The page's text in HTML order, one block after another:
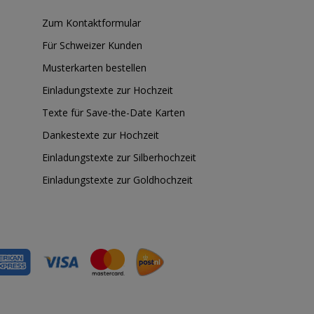
Zum Kontaktformular
Für Schweizer Kunden
Musterkarten bestellen
Einladungstexte zur Hochzeit
Texte für Save-the-Date Karten
Dankestexte zur Hochzeit
Einladungstexte zur Silberhochzeit
Einladungstexte zur Goldhochzeit